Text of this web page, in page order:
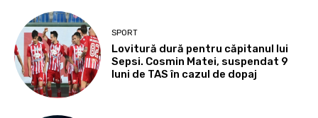
SPORT
Lovitură dură pentru căpitanul lui
Sepsi. Cosmin Matei, suspendat 9
luni de TAS în cazul de dopaj